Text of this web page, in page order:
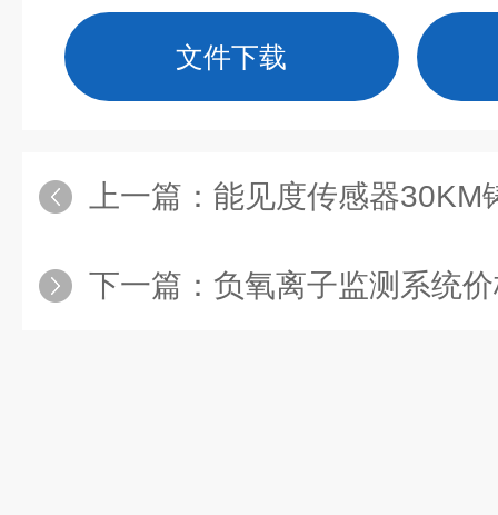
文件下载
上一篇： 能见度传感器30KM铸铝款：抗
下一篇： 负氧离子监测系统价格：大屏